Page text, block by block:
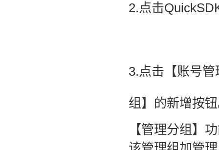
2.点击
3.点击【账号
组】的新增按
【管理分组】